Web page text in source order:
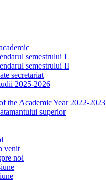
semestrului I
semestrului II
secretariat
2025-2026
the Academic Year 2022-2023
superior
venit
noi